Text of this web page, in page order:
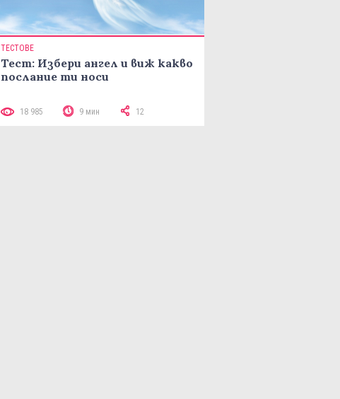
ТЕСТОВЕ
Тест: Избери ангел и виж какво
послание ти носи
18 985 9 мин 12